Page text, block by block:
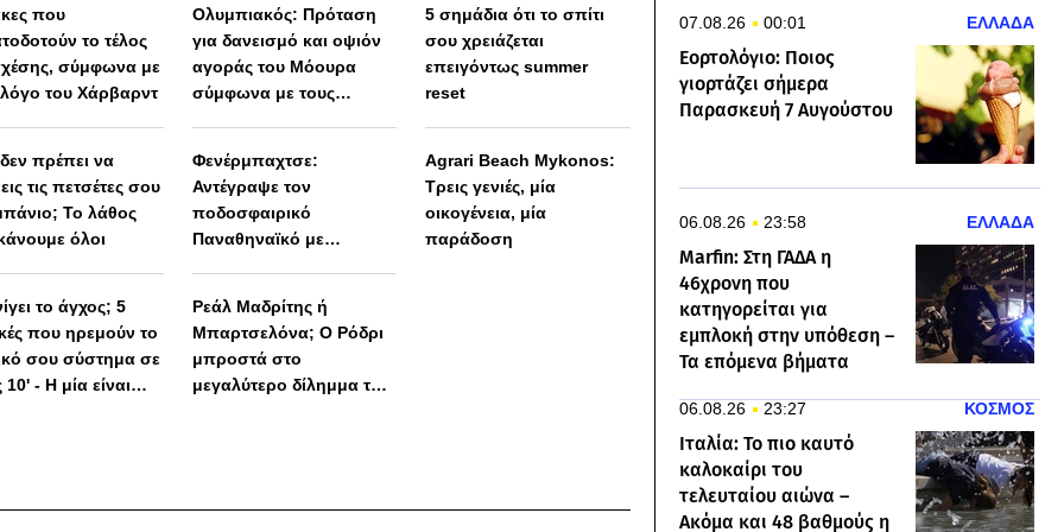
που
το τέλος
σύμφωνα με
του Χάρβαρντ
δεν πρέπει να
τις πετσέτες σου
Το λάθος
όλοι
το άγχος; 5
που ηρεμούν το
σου σύστημα σε
10' - Η μία είναι
Ολυμπιακός: Πρόταση
για δανεισμό και οψιόν
αγοράς του Μόουρα
σύμφωνα με τους
Φενέρμπαχτσε:
Αντέγραψε τον
ποδοσφαιρικό
Παναθηναϊκό με
Ρεάλ Μαδρίτης ή
Μπαρτσελόνα; Ο Ρόδρι
μπροστά στο
μεγαλύτερο δίλημμα της
5 σημάδια ότι το σπίτι
σου χρειάζεται
επειγόντως summer
reset
Agrari Beach Mykonos:
Τρεις γενιές, μία
οικογένεια, μία
παράδοση
07.08.26 00:01 ΕΛΛΑΔΑ
Εορτολόγιο: Ποιος
γιορτάζει σήμερα
Παρασκευή 7 Αυγούστου
06.08.26 23:58 ΕΛΛΑΔΑ
Marfin: Στη ΓΑΔΑ η
46χρονη που
κατηγορείται για
εμπλοκή στην υπόθεση –
Τα επόμενα βήματα
06.08.26 23:27 ΚΟΣΜΟΣ
Ιταλία: Το πιο καυτό
καλοκαίρι του
τελευταίου αιώνα –
Ακόμα και 48 βαθμούς η